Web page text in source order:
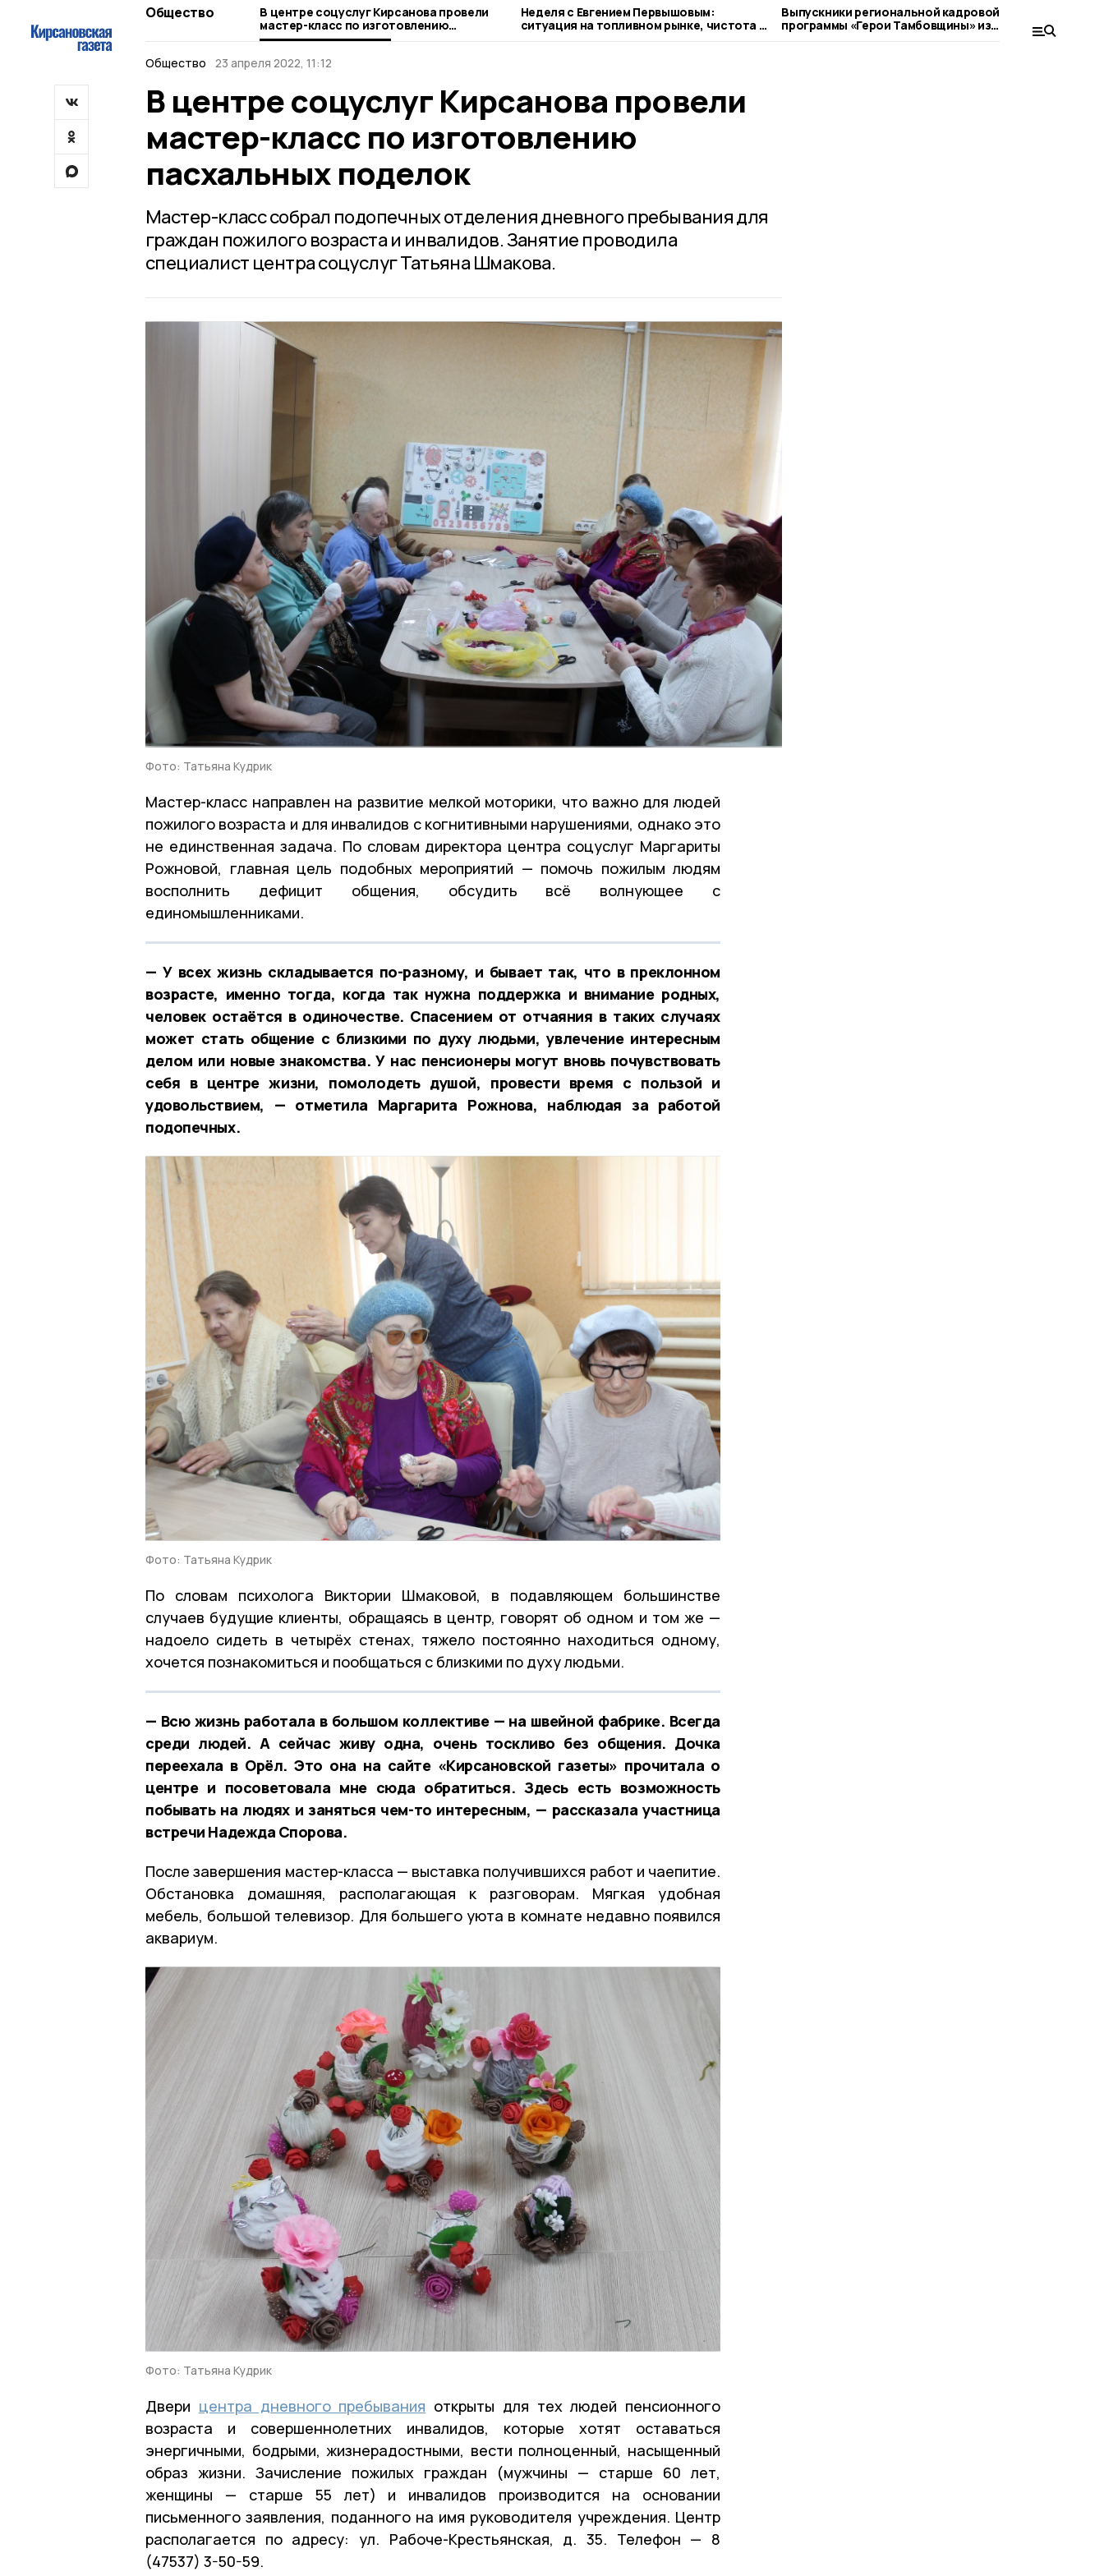
Общество
В центре соцуслуг Кирсанова провели
мастер-класс по изготовлению
пасхальных поделок
Неделя с Евгением Первышовым:
ситуация на топливном рынке, чистота в
городе и приоритеты образования
Выпускники региональной кадровой
программы «Герои Тамбовщины» из
Кирсанова получили дипломы
граждан
Общество
23 апреля 2022, 11:12
В центре соцуслуг Кирсанова провели
мастер-класс по изготовлению
пасхальных поделок
Мастер-класс собрал подопечных отделения дневного пребывания для
граждан пожилого возраста и инвалидов. Занятие проводила
специалист центра соцуслуг Татьяна Шмакова.
Фото: Татьяна Кудрик
Мастер-класс направлен на развитие мелкой моторики, что важно для людей
пожилого возраста и для инвалидов с когнитивными нарушениями, однако это
не единственная задача. По словам директора центра соцуслуг Маргариты
Рожновой, главная цель подобных мероприятий — помочь пожилым людям
восполнить дефицит общения, обсудить всё волнующее с
единомышленниками.
— У всех жизнь складывается по-разному, и бывает так, что в преклонном
возрасте, именно тогда, когда так нужна поддержка и внимание родных,
человек остаётся в одиночестве. Спасением от отчаяния в таких случаях
может стать общение с близкими по духу людьми, увлечение интересным
делом или новые знакомства. У нас пенсионеры могут вновь почувствовать
себя в центре жизни, помолодеть душой, провести время с пользой и
удовольствием, — отметила Маргарита Рожнова, наблюдая за работой
подопечных.
Фото: Татьяна Кудрик
По словам психолога Виктории Шмаковой, в подавляющем большинстве
случаев будущие клиенты, обращаясь в центр, говорят об одном и том же —
надоело сидеть в четырёх стенах, тяжело постоянно находиться одному,
хочется познакомиться и пообщаться с близкими по духу людьми.
— Всю жизнь работала в большом коллективе — на швейной фабрике. Всегда
среди людей. А сейчас живу одна, очень тоскливо без общения. Дочка
переехала в Орёл. Это она на сайте «Кирсановской газеты» прочитала о
центре и посоветовала мне сюда обратиться. Здесь есть возможность
побывать на людях и заняться чем-то интересным, — рассказала участница
встречи Надежда Спорова.
После завершения мастер-класса — выставка получившихся работ и чаепитие.
Обстановка домашняя, располагающая к разговорам. Мягкая удобная
мебель, большой телевизор. Для большего уюта в комнате недавно появился
аквариум.
Фото: Татьяна Кудрик
Двери центра дневного пребывания открыты для тех людей пенсионного
возраста и совершеннолетних инвалидов, которые хотят оставаться
энергичными, бодрыми, жизнерадостными, вести полноценный, насыщенный
образ жизни. Зачисление пожилых граждан (мужчины — старше 60 лет,
женщины — старше 55 лет) и инвалидов производится на основании
письменного заявления, поданного на имя руководителя учреждения. Центр
располагается по адресу: ул. Рабоче-Крестьянская, д. 35. Телефон — 8
(47537) 3-50-59.